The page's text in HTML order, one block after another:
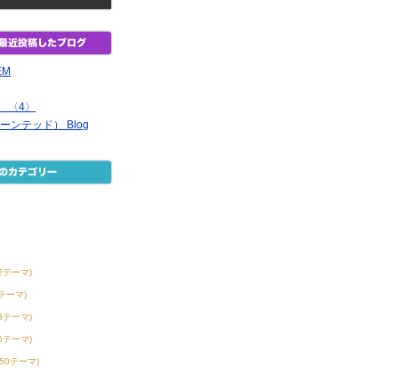
4〉
ンテッド） Blog
テーマ)
ーマ)
テーマ)
テーマ)
テーマ)